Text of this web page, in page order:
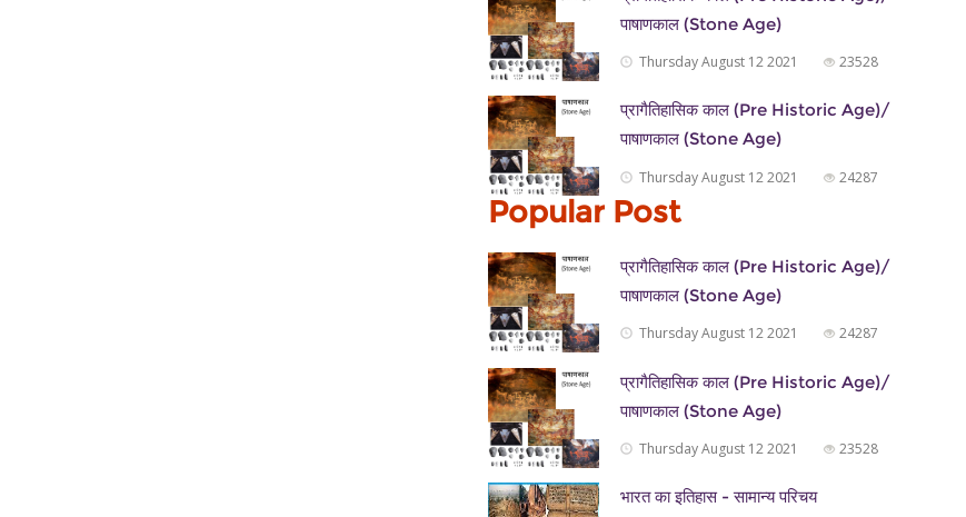
पाषाणकाल (Stone Age)
Thursday August 12 2021 23528
प्रागैतिहासिक काल (Pre Historic Age)/
पाषाणकाल (Stone Age)
Thursday August 12 2021 24287
Popular Post
प्रागैतिहासिक काल (Pre Historic Age)/
पाषाणकाल (Stone Age)
Thursday August 12 2021 24287
प्रागैतिहासिक काल (Pre Historic Age)/
पाषाणकाल (Stone Age)
Thursday August 12 2021 23528
भारत का इतिहास - सामान्य परिचय